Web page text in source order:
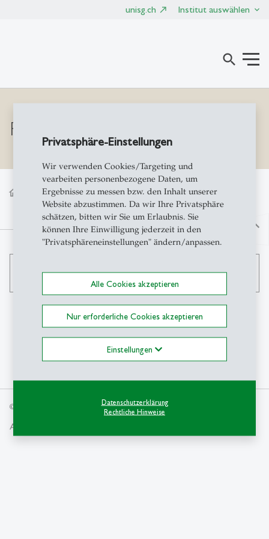
Privatsphäre-Einstellungen
Wir verwenden Cookies/Targeting und
vearbeiten personenbezogene Daten, um
Ergebnisse zu messen bzw. den Inhalt unserer
Website abzustimmen. Da wir Ihre Privatsphäre
schätzen, bitten wir Sie um Erlaubnis. Sie
können Ihre Einwilligung jederzeit in den
"Privatsphäreneinstellungen" ändern/anpassen.
Alle Cookies akzeptieren
Nur erforderliche Cookies akzeptieren
Einstellungen
Datenschutzerklärung
Rechtliche Hinweise
unisg.ch Institut auswählen
search
Privatsphäreneinstellung
home Privatsphäreneinstellung
north
© Copyright 2026 Universität St.Gallen, Schweiz
AGB und Datenschutz